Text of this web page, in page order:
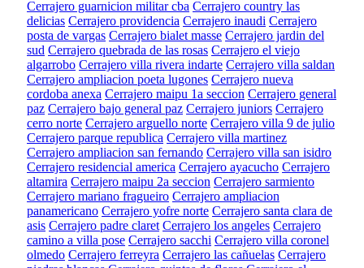
Cerrajero guarnicion militar cba Cerrajero country las
delicias Cerrajero providencia Cerrajero inaudi Cerrajero
posta de vargas Cerrajero bialet masse Cerrajero jardin del
sud Cerrajero quebrada de las rosas Cerrajero el viejo
algarrobo Cerrajero villa rivera indarte Cerrajero villa saldan
Cerrajero ampliacion poeta lugones Cerrajero nueva
cordoba anexa Cerrajero maipu 1a seccion Cerrajero general
paz Cerrajero bajo general paz Cerrajero juniors Cerrajero
cerro norte Cerrajero arguello norte Cerrajero villa 9 de julio
Cerrajero parque republica Cerrajero villa martinez
Cerrajero ampliacion san fernando Cerrajero villa san isidro
Cerrajero residencial america Cerrajero ayacucho Cerrajero
altamira Cerrajero maipu 2a seccion Cerrajero sarmiento
Cerrajero mariano fragueiro Cerrajero ampliacion
panamericano Cerrajero yofre norte Cerrajero santa clara de
asis Cerrajero padre claret Cerrajero los angeles Cerrajero
camino a villa pose Cerrajero sacchi Cerrajero villa coronel
olmedo Cerrajero ferreyra Cerrajero las cañuelas Cerrajero